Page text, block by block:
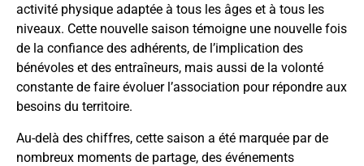
activité physique adaptée à tous les âges et à tous les
niveaux. Cette nouvelle saison témoigne une nouvelle fois
de la confiance des adhérents, de l’implication des
bénévoles et des entraîneurs, mais aussi de la volonté
constante de faire évoluer l’association pour répondre aux
besoins du territoire.
Au-delà des chiffres, cette saison a été marquée par de
nombreux moments de partage, des événements